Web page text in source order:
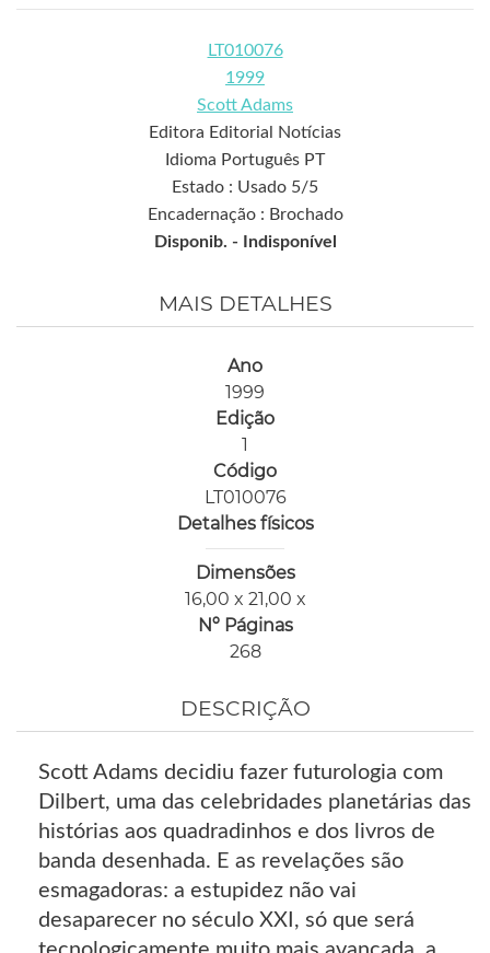
LT010076
1999
Scott Adams
Editora Editorial Notícias
Idioma Português PT
Estado : Usado 5/5
Encadernação : Brochado
Disponib. -
Indisponível
MAIS DETALHES
Ano
1999
Edição
1
Código
LT010076
Detalhes físicos
Dimensões
16,00 x 21,00 x
Nº Páginas
268
DESCRIÇÃO
Scott Adams decidiu fazer futurologia com
Dilbert, uma das celebridades planetárias das
histórias aos quadradinhos e dos livros de
banda desenhada. E as revelações são
esmagadoras: a estupidez não vai
desaparecer no século XXI, só que será